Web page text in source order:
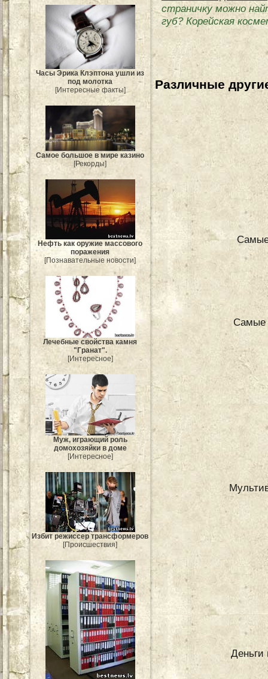
Часы Эрика Клэптона ушли из
под молотка
[Интересные факты]
Самое большое в мире казино
[Рекорды]
Нефть как оружие массового
поражения
[Познавательные новости]
Лечебные свойства камня
"Гранат".
[Интересное]
Муж, играющий роль
домохозяйки в доме
[Интересное]
Избит режиссер трансформеров
[Происшествия]
страничку можно
губ? Корейская
Различные
Самые
Деньги